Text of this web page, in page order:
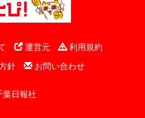
運営元
利用規約
針
お問い合わせ
葉日報社